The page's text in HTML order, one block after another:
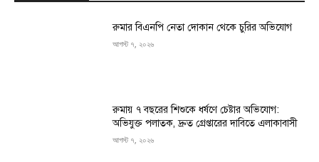
রুমার বিএনপি নেতা দোকান থেকে চুরির অভিযোগ
আগস্ট ৭, ২০২৬
রুমায় ৭ বছরের শিশুকে ধর্ষণে চেষ্টার অভিযোগ:
অভিযুক্ত পলাতক, দ্রুত গ্রেপ্তারের দাবিতে এলাকাবাসী
আগস্ট ৭, ২০২৬